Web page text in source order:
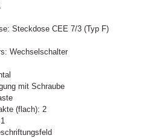
Steckdose CEE 7/3 (Typ F)
Wechselschalter
mit Schraube
(flach): 2